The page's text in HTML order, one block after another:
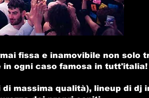
fissa e inamovibile non solo
in ogni caso famosa in tutt'italia!
massima qualità), lineup di dj